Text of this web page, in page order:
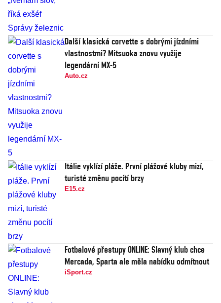
Další klasická corvette s dobrými jízdními
vlastnostmi? Mitsuoka znovu využije
legendární MX-5
Auto.cz
Itálie vyklízí pláže. První plážové kluby mizí,
turisté změnu pocítí brzy
E15.cz
Fotbalové přestupy ONLINE: Slavný klub chce
Mercada, Sparta ale měla nabídku odmítnout
iSport.cz